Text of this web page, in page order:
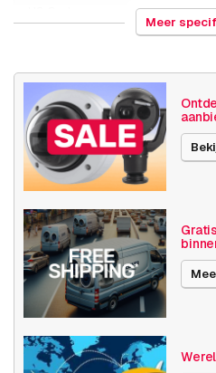
Gewicht
Grootte (lxbxh) 200
Camera
eigenschappen
Basis functionaliteit
Dag
Invoer
SD
Axis Series M32
Meer